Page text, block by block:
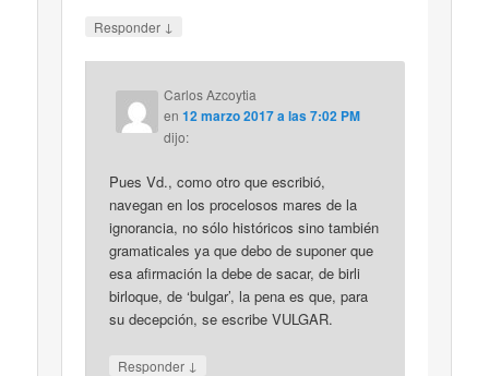
Responder ↓
Carlos Azcoytia
en12 marzo 2017 a las 7:02 PM
dijo:
Pues Vd., como otro que escribió,
navegan en los procelosos mares de la
ignorancia, no sólo históricos sino también
gramaticales ya que debo de suponer que
esa afirmación la debe de sacar, de birli
birloque, de ‘bulgar’, la pena es que, para
su decepción, se escribe VULGAR.
Responder ↓